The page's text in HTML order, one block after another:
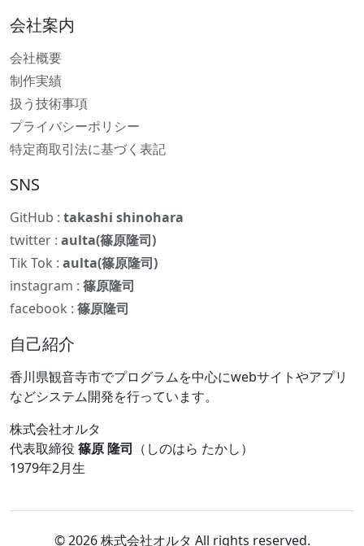
会社案内
会社概要
制作実績
扱う技術事項
プライバシーポリシー
特定商取引法に基づく表記
SNS
GitHub : takashi shinohara
twitter : aulta(篠原隆司)
Tik Tok : aulta(篠原隆司)
instagram : 篠原隆司
facebook : 篠原隆司
自己紹介
香川県観音寺市でプログラムを中心にwebサイトやアプリ
などシステム開発を行っています。
株式会社オルタ
代表取締役 篠原 隆司 （しのはら たかし）
1979年2月生
© 2026 株式会社オルタ All rights reserved.